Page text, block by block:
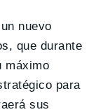
nuevo
que durante
máximo
para
sus